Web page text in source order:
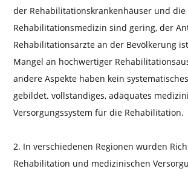
der Rehabilitationskrankenhäuser und
Rehabilitationsmedizin sind gering, der
Rehabilitationsärzte an der Bevölkerung
Mangel an hochwertiger
andere Aspekte haben kein
gebildet. vollständiges, adäquates
Versorgungssystem für die Rehabilitation.
2. In verschiedenen Regionen wurden
Rehabilitation und medizinischen